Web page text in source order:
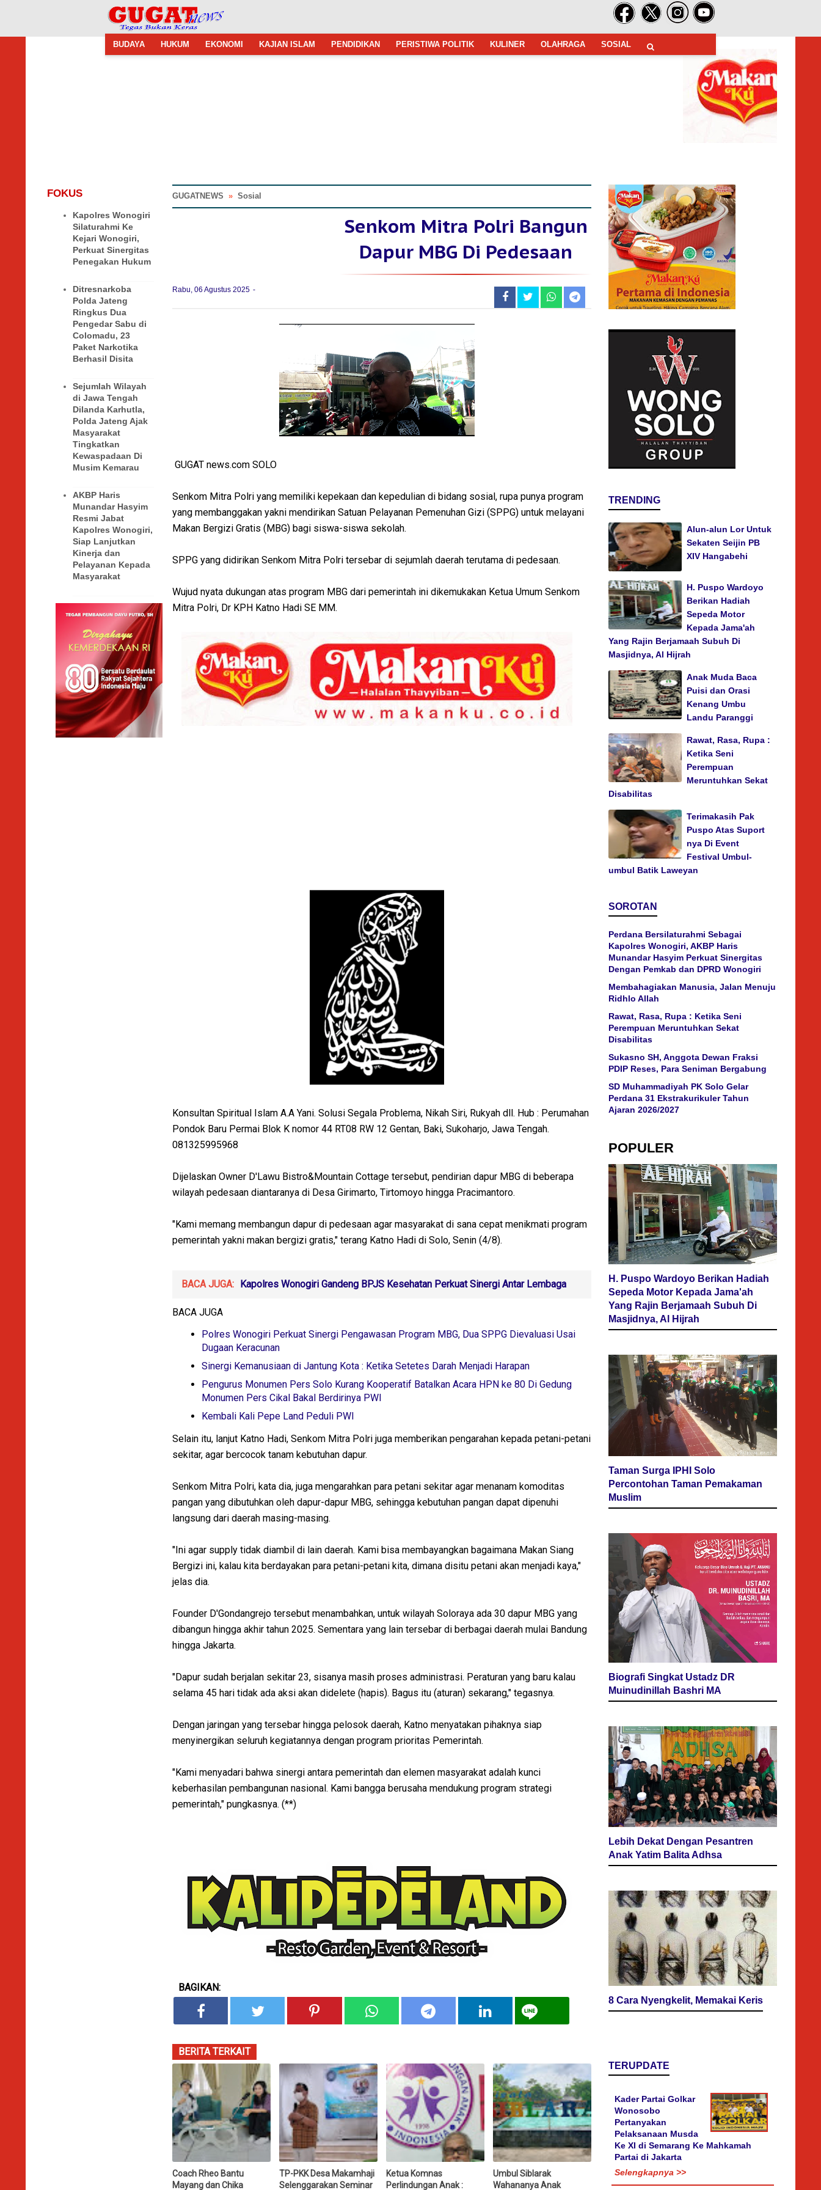
BUDAYA HUKUM EKONOMI KAJIAN ISLAM PENDIDIKAN PERISTIWA POLITIK KULINER OLAHRAGA SOSIAL
FOKUS
Kapolres Wonogiri
Silaturahmi Ke
Kejari Wonogiri,
Perkuat Sinergitas
Penegakan Hukum
Ditresnarkoba
Polda Jateng
Ringkus Dua
Pengedar Sabu di
Colomadu, 23
Paket Narkotika
Berhasil Disita
Sejumlah Wilayah
di Jawa Tengah
Dilanda Karhutla,
Polda Jateng Ajak
Masyarakat
Tingkatkan
Kewaspadaan Di
Musim Kemarau
AKBP Haris
Munandar Hasyim
Resmi Jabat
Kapolres Wonogiri,
Siap Lanjutkan
Kinerja dan
Pelayanan Kepada
Masyarakat
GUGATNEWS » Sosial
Senkom Mitra Polri Bangun
Dapur MBG Di Pedesaan
Rabu, 06 Agustus 2025
GUGAT news.com SOLO
Senkom Mitra Polri yang memiliki kepekaan dan kepedulian di bidang sosial, rupa punya program
yang membanggakan yakni mendirikan Satuan Pelayanan Pemenuhan Gizi (SPPG) untuk melayani
Makan Bergizi Gratis (MBG) bagi siswa-siswa sekolah.
SPPG yang didirikan Senkom Mitra Polri tersebar di sejumlah daerah terutama di pedesaan.
Wujud nyata dukungan atas program MBG dari pemerintah ini dikemukakan Ketua Umum Senkom
Mitra Polri, Dr KPH Katno Hadi SE MM.
Konsultan Spiritual Islam A.A Yani. Solusi Segala Problema, Nikah Siri, Rukyah dll. Hub : Perumahan
Pondok Baru Permai Blok K nomor 44 RT08 RW 12 Gentan, Baki, Sukoharjo, Jawa Tengah.
081325995968
Dijelaskan Owner D'Lawu Bistro&Mountain Cottage tersebut, pendirian dapur MBG di beberapa
wilayah pedesaan diantaranya di Desa Girimarto, Tirtomoyo hingga Pracimantoro.
"Kami memang membangun dapur di pedesaan agar masyarakat di sana cepat menikmati program
pemerintah yakni makan bergizi gratis," terang Katno Hadi di Solo, Senin (4/8).
BACA JUGA: Kapolres Wonogiri Gandeng BPJS Kesehatan Perkuat Sinergi Antar Lembaga
BACA JUGA
Polres Wonogiri Perkuat Sinergi Pengawasan Program MBG, Dua SPPG Dievaluasi Usai
Dugaan Keracunan
Sinergi Kemanusiaan di Jantung Kota : Ketika Setetes Darah Menjadi Harapan
Pengurus Monumen Pers Solo Kurang Kooperatif Batalkan Acara HPN ke 80 Di Gedung
Monumen Pers Cikal Bakal Berdirinya PWI
Kembali Kali Pepe Land Peduli PWI
Selain itu, lanjut Katno Hadi, Senkom Mitra Polri juga memberikan pengarahan kepada petani-petani
sekitar, agar bercocok tanam kebutuhan dapur.
Senkom Mitra Polri, kata dia, juga mengarahkan para petani sekitar agar menanam komoditas
pangan yang dibutuhkan oleh dapur-dapur MBG, sehingga kebutuhan pangan dapat dipenuhi
langsung dari daerah masing-masing.
"Ini agar supply tidak diambil di lain daerah. Kami bisa membayangkan bagaimana Makan Siang
Bergizi ini, kalau kita berdayakan para petani-petani kita, dimana disitu petani akan menjadi kaya,"
jelas dia.
Founder D'Gondangrejo tersebut menambahkan, untuk wilayah Soloraya ada 30 dapur MBG yang
dibangun hingga akhir tahun 2025. Sementara yang lain tersebar di berbagai daerah mulai Bandung
hingga Jakarta.
"Dapur sudah berjalan sekitar 23, sisanya masih proses administrasi. Peraturan yang baru kalau
selama 45 hari tidak ada aksi akan didelete (hapis). Bagus itu (aturan) sekarang," tegasnya.
Dengan jaringan yang tersebar hingga pelosok daerah, Katno menyatakan pihaknya siap
menyinergikan seluruh kegiatannya dengan program prioritas Pemerintah.
"Kami menyadari bahwa sinergi antara pemerintah dan elemen masyarakat adalah kunci
keberhasilan pembangunan nasional. Kami bangga berusaha mendukung program strategi
pemerintah," pungkasnya. (**)
BAGIKAN:
BERITA TERKAIT
Coach Rheo Bantu
Mayang dan Chika
TP-PKK Desa Makamhaji
Selenggarakan Seminar
Ketua Komnas
Perlindungan Anak :
Umbul Siblarak
Wahananya Anak
TRENDING
Alun-alun Lor Untuk
Sekaten Seijin PB
XIV Hangabehi
H. Puspo Wardoyo
Berikan Hadiah
Sepeda Motor
Kepada Jama'ah
Yang Rajin Berjamaah Subuh Di
Masjidnya, Al Hijrah
Anak Muda Baca
Puisi dan Orasi
Kenang Umbu
Landu Paranggi
Rawat, Rasa, Rupa :
Ketika Seni
Perempuan
Meruntuhkan Sekat
Disabilitas
Terimakasih Pak
Puspo Atas Suport
nya Di Event
Festival Umbul-
umbul Batik Laweyan
SOROTAN
Perdana Bersilaturahmi Sebagai
Kapolres Wonogiri, AKBP Haris
Munandar Hasyim Perkuat Sinergitas
Dengan Pemkab dan DPRD Wonogiri
Membahagiakan Manusia, Jalan Menuju
Ridhlo Allah
Rawat, Rasa, Rupa : Ketika Seni
Perempuan Meruntuhkan Sekat
Disabilitas
Sukasno SH, Anggota Dewan Fraksi
PDIP Reses, Para Seniman Bergabung
SD Muhammadiyah PK Solo Gelar
Perdana 31 Ekstrakurikuler Tahun
Ajaran 2026/2027
POPULER
H. Puspo Wardoyo Berikan Hadiah
Sepeda Motor Kepada Jama'ah
Yang Rajin Berjamaah Subuh Di
Masjidnya, Al Hijrah
Taman Surga IPHI Solo
Percontohan Taman Pemakaman
Muslim
Biografi Singkat Ustadz DR
Muinudinillah Bashri MA
Lebih Dekat Dengan Pesantren
Anak Yatim Balita Adhsa
8 Cara Nyengkelit, Memakai Keris
TERUPDATE
Kader Partai Golkar
Wonosobo
Pertanyakan
Pelaksanaan Musda
Ke XI di Semarang Ke Mahkamah
Partai di Jakarta
Selengkapnya >>